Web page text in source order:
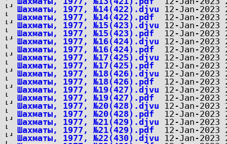
Шахматы, 1977, №14(422).djvu
Шахматы, 1977, №14(422).pdf
Шахматы, 1977, №15(423).djvu
Шахматы, 1977, №15(423).pdf
Шахматы, 1977, №16(424).djvu
Шахматы, 1977, №16(424).pdf
Шахматы, 1977, №17(425).djvu
Шахматы, 1977, №17(425).pdf
Шахматы, 1977, №18(426).djvu
Шахматы, 1977, №18(426).pdf
Шахматы, 1977, №19(427).djvu
Шахматы, 1977, №19(427).pdf
Шахматы, 1977, №20(428).djvu
Шахматы, 1977, №20(428).pdf
Шахматы, 1977, №21(429).djvu
Шахматы, 1977, №21(429).pdf
Шахматы, 1977, №22(430).djvu